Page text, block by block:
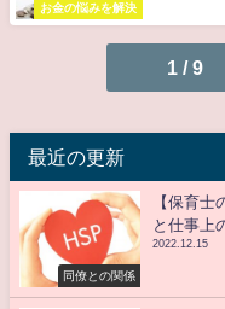
お金の悩みを解決
1 / 9
最近の更新
同僚との関係
【保育
と仕事上
2022.12.15